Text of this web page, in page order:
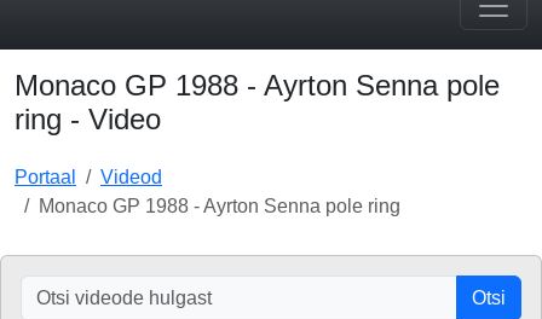
Monaco GP 1988 - Ayrton Senna pole
ring - Video
Portaal
Videod
Monaco GP 1988 - Ayrton Senna pole ring
Otsi